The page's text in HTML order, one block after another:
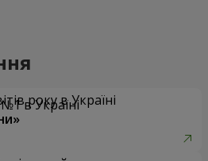
року в Україні